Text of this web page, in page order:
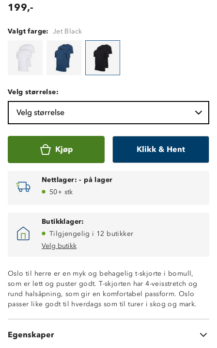
199,-
Valgt farge: Jet Black
Velg størrelse:
Velg størrelse
Kjøp Klikk & Hent
Nettlager: - på lager
50+ stk
Butikklager:
Tilgjengelig i 12 butikker
Velg butikk
Oslo til herre er en myk og behagelig t-skjorte i bomull,
som er lett og puster godt. T-skjorten har 4-veisstretch og
rund halsåpning, som gir en komfortabel passform. Oslo
passer like godt til hverdags som til turer i skog og mark.
Egenskaper
4-veisstretch
Ventilerende
2 stk t-skjorter i pakken